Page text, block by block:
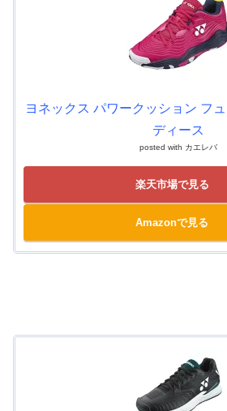
ヨネックス パワークッション フ
ディース
posted with カエレバ
楽天市場で見る
Amazonで見る